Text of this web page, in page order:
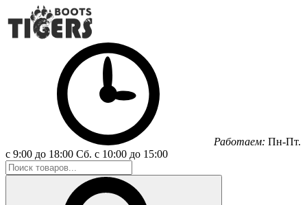
Работаем: Пн-Пт.
с 9:00 до 18:00 Сб. с 10:00 до 15:00